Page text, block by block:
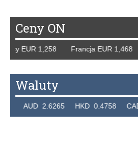
Ceny ON
EUR 1,258 Francja EUR 1,468
Waluty
AUD 2.6265 HKD 0.4758 CAD